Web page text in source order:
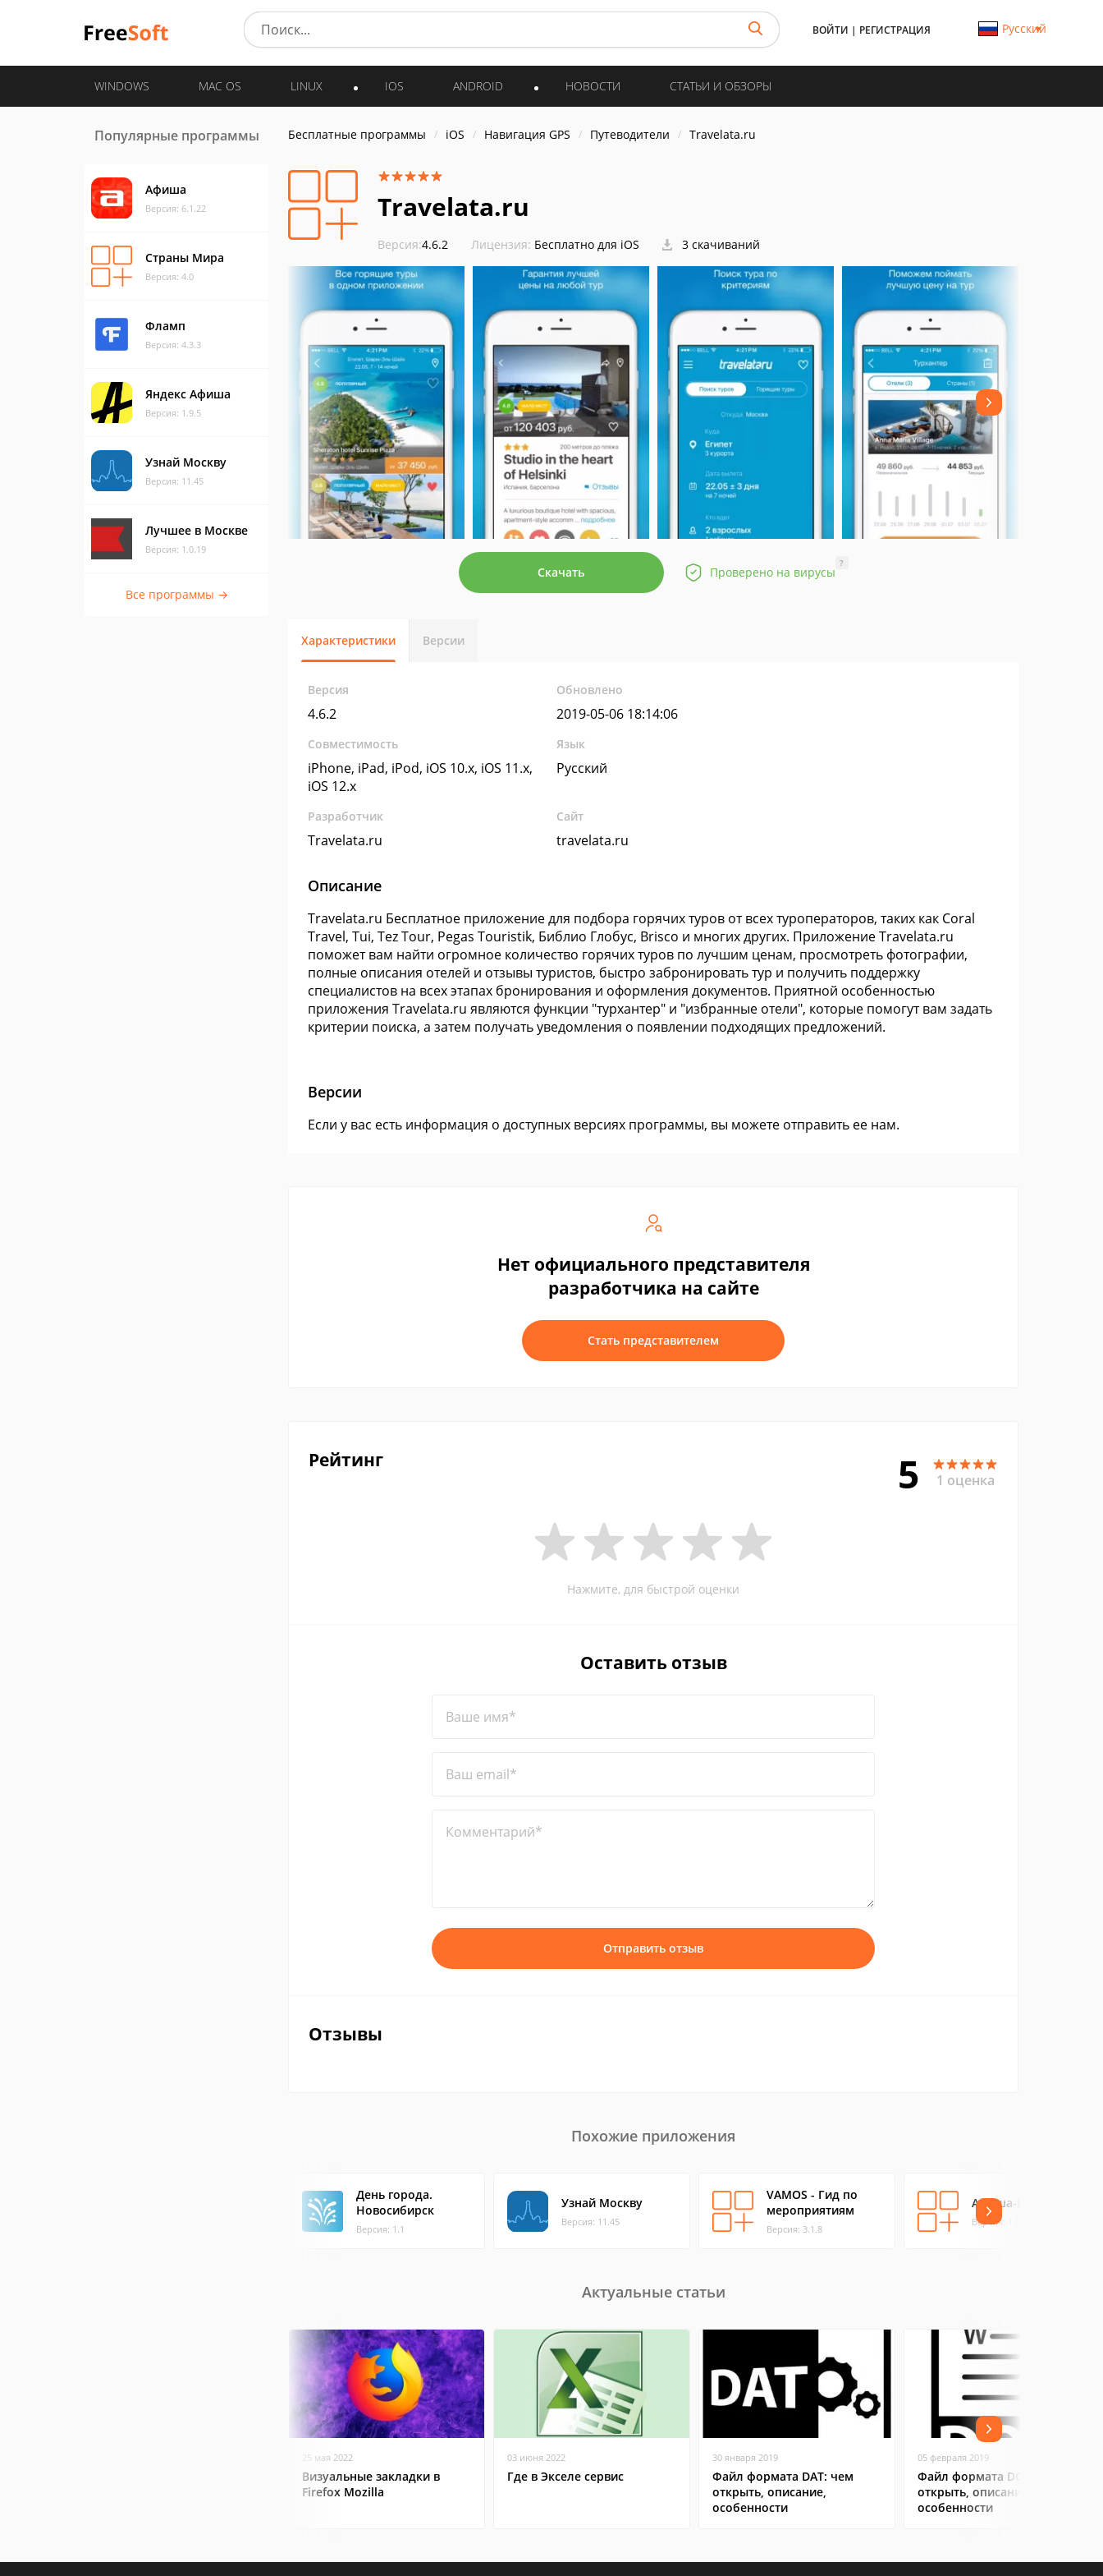
ВОЙТИ | РЕГИСТРАЦИЯ Русский
WINDOWS MAC OS LINUX IOS ANDROID НОВОСТИ СТАТЬИ И ОБЗОРЫ
Популярные программы
Афиша
Версия: 6.1.22
Страны Мира
Версия: 4.0
Фламп
Версия: 4.3.3
Яндекс Афиша
Версия: 1.9.5
Узнай Москву
Версия: 11.45
Лучшее в Москве
Версия: 1.0.19
Все программы →
Бесплатные программы iOS Навигация GPS Путеводители Travelata.ru
Travelata.ru
Версия:4.6.2 Лицензия: Бесплатно для iOS 3 скачиваний
Скачать Проверено на вирусы
?
Характеристики Версии
Версия
4.6.2
Обновлено
2019-05-06 18:14:06
Совместимость
iPhone, iPad, iPod, iOS 10.x, iOS 11.x,
iOS 12.x
Язык
Русский
Разработчик
Travelata.ru
Сайт
travelata.ru
Описание
Travelata.ru Бесплатное приложение для подбора горячих туров от всех туроператоров, таких как Coral
Travel, Tui, Tez Tour, Pegas Touristik, Библио Глобус, Brisco и многих других. Приложение Travelata.ru
поможет вам найти огромное количество горячих туров по лучшим ценам, просмотреть фотографии,
полные описания отелей и отзывы туристов, быстро забронировать тур и получить поддержку
специалистов на всех этапах бронирования и оформления документов. Приятной особенностью
приложения Travelata.ru являются функции "турхантер" и "избранные отели", которые помогут вам задать
критерии поиска, а затем получать уведомления о появлении подходящих предложений.
Версии
Если у вас есть информация о доступных версиях программы, вы можете отправить ее нам.
Нет официального представителя
разработчика на сайте
Стать представителем
Рейтинг 5 1 оценка
Нажмите, для быстрой оценки
Оставить отзыв
Ваше имя*
Ваш email*
Комментарий*
Отправить отзыв
Отзывы
Похожие приложения
День города.
Новосибирск
Версия: 1.1
Узнай Москву
Версия: 11.45
VAMOS - Гид по
мероприятиям
Версия: 3.1.8
Афиша-Еда
Версия: 1.5.9
Актуальные статьи
25 мая 2022
Визуальные закладки в
Firefox Mozilla
03 июня 2022
Где в Экселе сервис
30 января 2019
Файл формата DAT: чем
открыть, описание,
особенности
05 февраля 2019
Файл формата DOC: чем
открыть, описание,
особенности